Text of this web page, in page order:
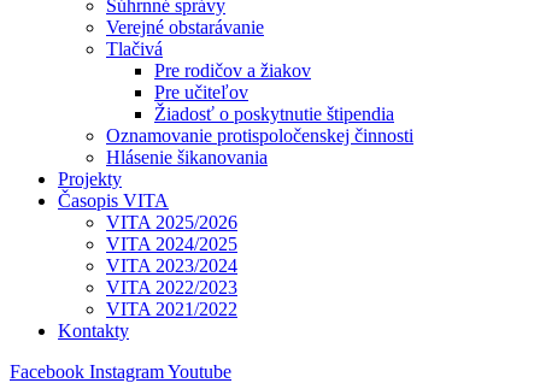
Súhrnné správy
Verejné obstarávanie
Tlačivá
Pre rodičov a žiakov
Pre učiteľov
Žiadosť o poskytnutie štipendia
Oznamovanie protispoločenskej činnosti
Hlásenie šikanovania
Projekty
Časopis VITA
VITA 2025/2026
VITA 2024/2025
VITA 2023/2024
VITA 2022/2023
VITA 2021/2022
Kontakty
Facebook InstagramYoutube